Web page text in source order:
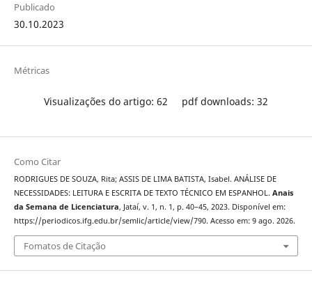
Publicado
30.10.2023
Métricas
Visualizações do artigo: 62 pdf downloads: 32
Como Citar
RODRIGUES DE SOUZA, Rita; ASSIS DE LIMA BATISTA, Isabel. ANÁLISE DE
NECESSIDADES: LEITURA E ESCRITA DE TEXTO TÉCNICO EM ESPANHOL. Anais
da Semana de Licenciatura, Jataí, v. 1, n. 1, p. 40–45, 2023. Disponível em:
https://periodicos.ifg.edu.br/semlic/article/view/790. Acesso em: 9 ago. 2026.
Fomatos de Citação